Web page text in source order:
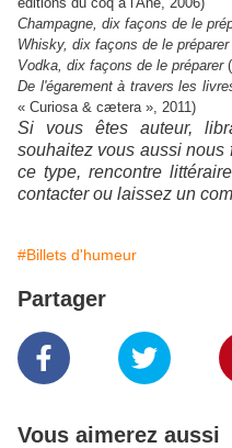
Champagne, dix façons de le
Whisky, dix façons de le préparer
Vodka, dix façons de le préparer
De l'égarement à travers les
« Curiosa & cætera », 2011)
Si vous êtes auteur,
souhaitez vous aussi nous
ce type, rencontre
contacter ou laissez un
#Billets d'humeur
Partager
Vous aimerez aussi